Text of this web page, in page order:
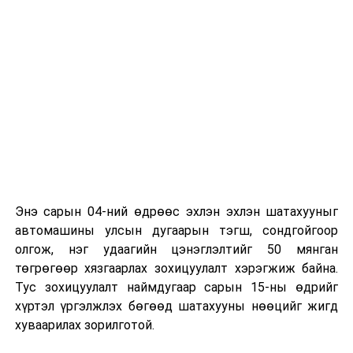
Энэ сарын 04-ний өдрөөс эхлэн эхлэн шатахууныг
автомашины улсын дугаарын тэгш, сондгойгоор
олгож, нэг удаагийн цэнэглэлтийг 50 мянган
төгрөгөөр хязгаарлах зохицуулалт хэрэгжиж байна.
Тус зохицуулалт наймдугаар сарын 15-ны өдрийг
хүртэл үргэлжлэх бөгөөд шатахууны нөөцийг жигд
хуваарилах зорилготой.